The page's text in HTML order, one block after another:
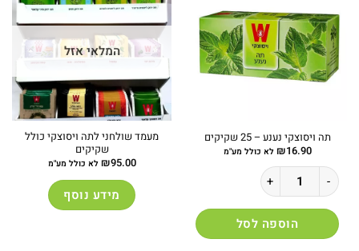
תה ויסוצקי נענע – 25 שקיקים
₪16.90 לא כולל מע"מ
כמות של תה ויסוצקי נענע - 25 שקיקים
הוספה לסל
המלאי אזל
מעמד שולחני לתה ויסוצקי כולל
שקיקים
₪95.00 לא כולל מע"מ
מידע נוסף